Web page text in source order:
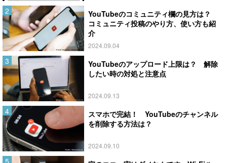
YouTubeのコミュニティ欄の見方は？
コミュニティ投稿のやり方、使い方も紹
介
2024.09.04
YouTubeのアップロード上限は？ 解除
したい時の対処と注意点
2024.09.13
スマホで完結！ YouTubeのチャンネル
を削除する方法は？
2024.09.10